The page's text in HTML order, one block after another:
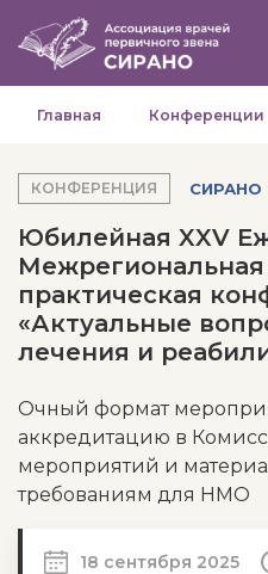
Главная Конференции
КОНФЕРЕНЦИЯ СИРАНО
Юбилейная XXV
Межрегиональная
практическая
«Актуальные
лечения и
Очный формат
аккредитацию в
мероприятий и
требованиям для НМО
18 сентября 2025